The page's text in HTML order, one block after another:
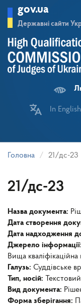
основного
матеріалу
gov.ua
Державні сайти
In English
Головна 21/дс-23
21/дс-23
Назва документа:
Дата створення
Дата надходження
Джерело інформації:
Вища кваліфікаційна
Галузь: Суддівське
Тип, носій:
Вид документа:
Форма зберігання: